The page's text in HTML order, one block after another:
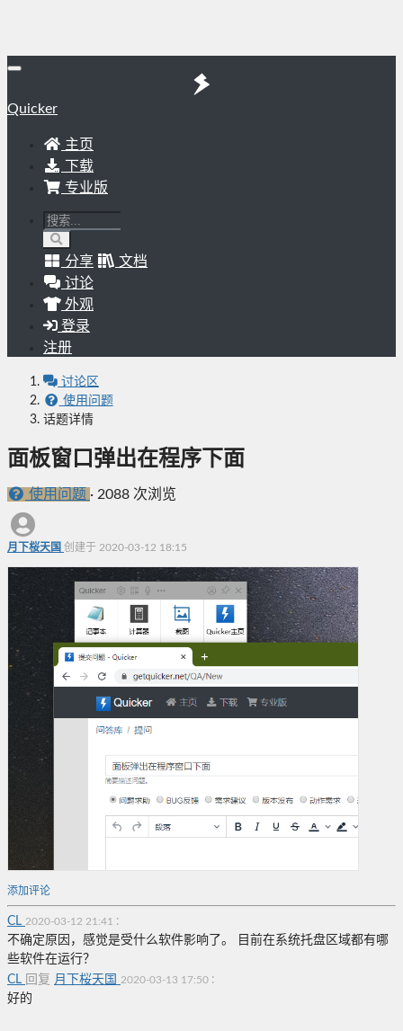
Quicker
主页
下载
专业版
分享
文档
讨论
外观
登录
注册
讨论区
使用问题
话题详情
面板窗口弹出在程序下面
使用问题 · 2088 次浏览
月下桜天国 创建于 2020-03-12 18:15
添加评论
CL 2020-03-12 21:41 :
不确定原因，感觉是受什么软件影响了。 目前在系统托盘区域都有哪
些软件在运行？
CL 回复 月下桜天国 2020-03-13 17:50 :
好的